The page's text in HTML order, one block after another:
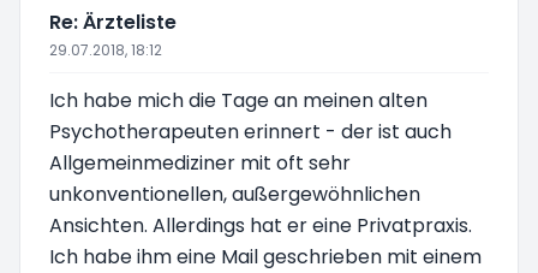
Re: Ärzteliste
29.07.2018, 18:12
Ich habe mich die Tage an meinen alten
Psychotherapeuten erinnert - der ist auch
Allgemeinmediziner mit oft sehr
unkonventionellen, außergewöhnlichen
Ansichten. Allerdings hat er eine Privatpraxis.
Ich habe ihm eine Mail geschrieben mit einem